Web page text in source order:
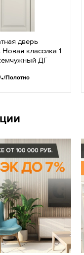
дверь
классика 1
ДГ
/Полотно